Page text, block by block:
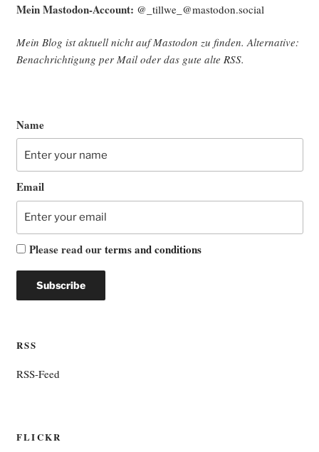
Mein Mast­o­don-Account: @_tillwe_@mastodon.social
Mein Blog ist aktu­ell nicht auf Mast­o­don zu fin­den. Alter­na­ti­ve:
Benach­rich­ti­gung per Mail oder das gute alte RSS.
Name
Email
Please read ourterms and conditions
RSS
RSS-Feed
FLICKR